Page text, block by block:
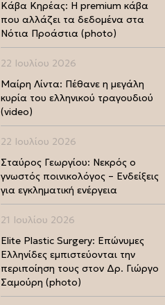
Κάβα Κηρέας: Η premium κάβα
που αλλάζει τα δεδομένα στα
Νότια Προάστια (photo)
22 Ιουλίου 2026
Μαίρη Λίντα: Πέθανε η μεγάλη
κυρία του ελληνικού τραγουδιού
(video)
22 Ιουλίου 2026
Σταύρος Γεωργίου: Νεκρός ο
γνωστός ποινικολόγος – Ενδείξεις
για εγκληματική ενέργεια
21 Ιουλίου 2026
Elite Plastic Surgery: Επώνυμες
Ελληνίδες εμπιστεύονται την
περιποίηση τους στον Δρ. Γιώργο
Σαμούρη (photo)